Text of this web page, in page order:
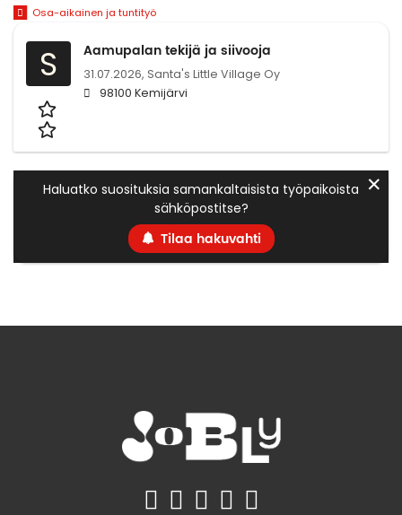
Osa-aikainen ja tuntityö
S Aamupalan tekijä ja siivooja
31.07.2026, Santa's Little Village Oy
98100 Kemijärvi
Haluatko suosituksia samankaltaisista työpaikoista
sähköpostitse?
Tilaa hakuvahti
✕